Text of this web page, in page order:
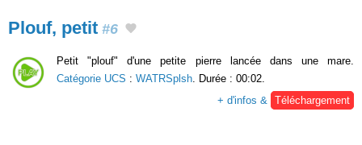
Plouf, petit #6
Petit "plouf" d'une petite pierre lancée dans une mare.
Catégorie UCS : WATRSplsh . Durée : 00:02.
+ d'infos &
Téléchargement